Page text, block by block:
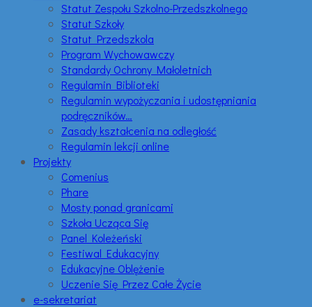
Statut Zespołu Szkolno-Przedszkolnego
Statut Szkoły
Statut Przedszkola
Program Wychowawczy
Standardy Ochrony Małoletnich
Regulamin Biblioteki
Regulamin wypożyczania i udostępniania
podręczników…
Zasady kształcenia na odległość
Regulamin lekcji online
Projekty
Comenius
Phare
Mosty ponad granicami
Szkoła Ucząca Się
Panel Koleżeński
Festiwal Edukacyjny
Edukacyjne Oblężenie
Uczenie Się Przez Całe Życie
e-sekretariat